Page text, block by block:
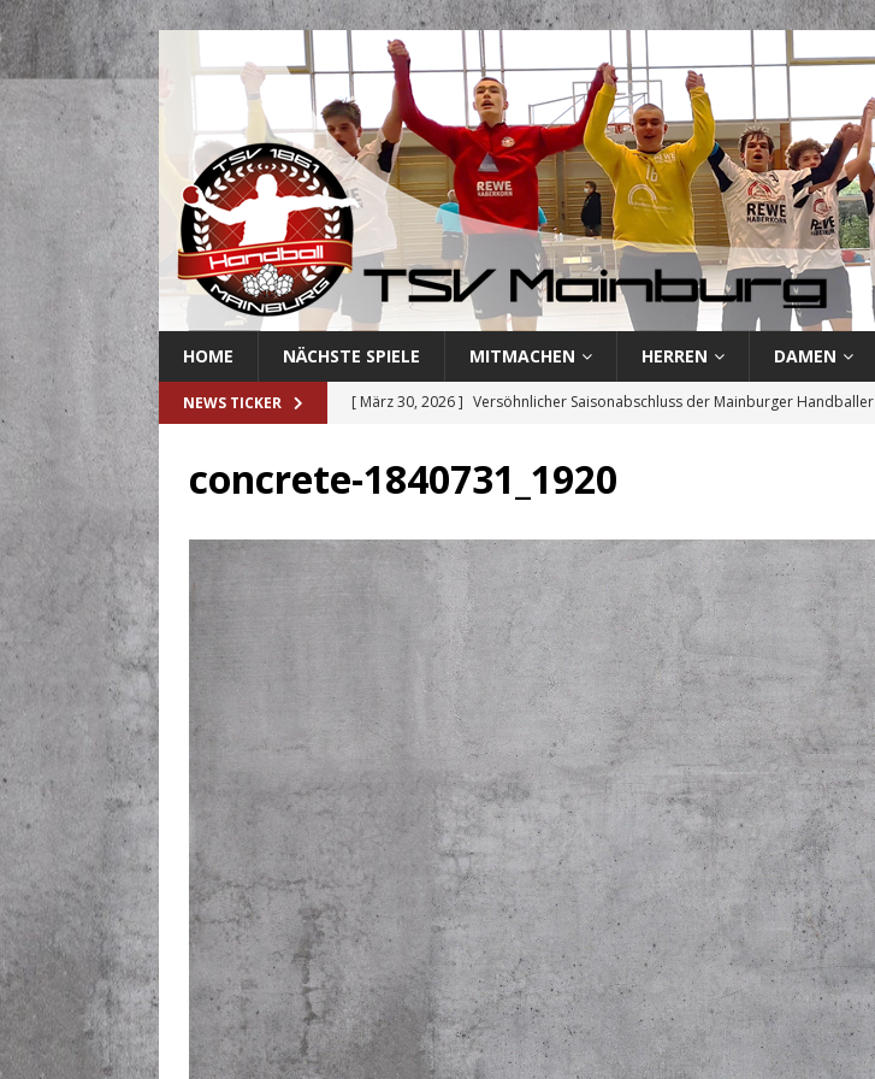
HOME NÄCHSTE SPIELE MITMACHEN HERREN DAMEN
NEWS TICKER [ März 30, 2026 ] Versöhnlicher Saisonabschluss der Mainburger Handballer
[ März 18, 2026 ] Handballerste verliert und besiegelt endgültigen Abstieg
[ Juni 19, 2026 ]
Hallenproblem für ein weiteres Jahr gelöst HERREN I
concrete-1840731_1920